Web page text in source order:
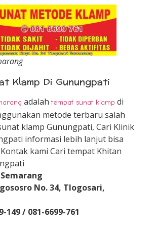
Klamp Di Gunungpati
adalahtempat sunat klamp di
metode terbaru salah
klamp Gunungpati, Cari Klinik
informasi lebih lanjut bisa
kami Cari tempat Khitan
No. 34, Tlogosari,
149 / 081-6699-761